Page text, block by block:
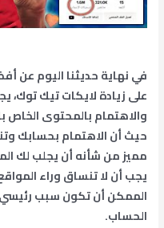
في نهاية حديثنا اليوم عن
على زيادة لايكات تيك توك،
والاهتمام بالمحتوى
حيث أن الاهتمام بحسابك
مميز من شأنه أن يجلب لك
يجب أن لا تنساق وراء
الممكن أن تكون سبب رئيسي
الحساب.